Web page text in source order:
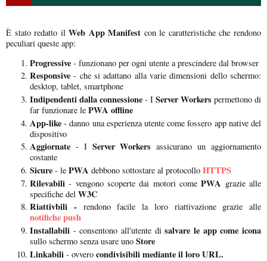
È stato redatto ilWeb App Manifest con le caratteristiche che rendono
peculiari queste app:
Progressive - funzionano per ogni utente a prescindere dal browser
Responsive - che si adattano alla varie dimensioni dello schermo:
desktop, tablet, smartphone
Indipendenti dalla connessione - I Server Workers permettono di
far funzionare le PWA offline
App-like - danno una esperienza utente come fossero app native del
dispositivo
Aggiornate - I Server Workers assicurano un aggiornamento
costante
Sicure - le PWA debbono sottostare al protocollo HTTPS
Rilevabili - vengono scoperte dai motori come PWA grazie alle
specifiche del W3C
Riattivbili - rendono facile la loro riattivazione grazie alle
notifiche push
Installabili - consentono all'utente disalvare le app come icona
sullo schermo senza usare uno Store
Linkabili - ovvero condivisibili mediante il loro URL.